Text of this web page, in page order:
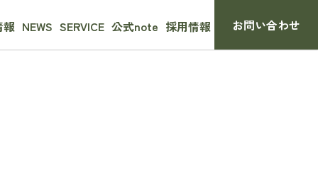
報 NEWS SERVICE 公式note 採用情報 お問い合わせ